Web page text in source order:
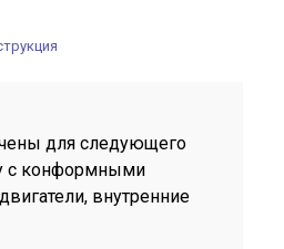
для следующего
с конформными
внутренние